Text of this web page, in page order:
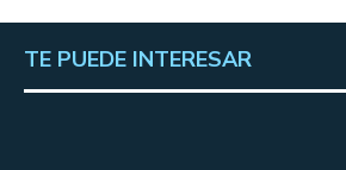
TE PUEDE INTERESAR